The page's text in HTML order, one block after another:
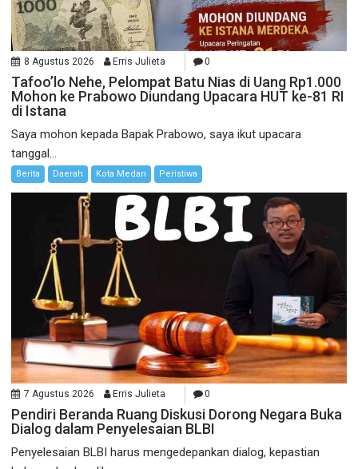
8 Agustus 2026 Erris Julieta 0
Tafoo’lo Nehe, Pelompat Batu Nias di Uang Rp1.000
Mohon ke Prabowo Diundang Upacara HUT ke-81 RI
di Istana
Saya mohon kepada Bapak Prabowo, saya ikut upacara
tanggal...
Berita Daerah Kota Medan Peristiwa
7 Agustus 2026 Erris Julieta 0
Pendiri Beranda Ruang Diskusi Dorong Negara Buka
Dialog dalam Penyelesaian BLBI
Penyelesaian BLBI harus mengedepankan dialog, kepastian